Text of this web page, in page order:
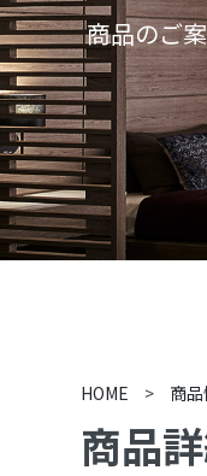
商品のご
HOME > 商
商品